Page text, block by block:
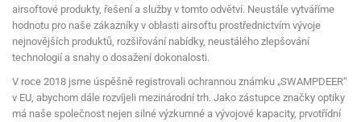
airsoftové produkty, řešení a služby v tomto odvětví. Neustále vytváříme
hodnotu pro naše zákazníky v oblasti airsoftu prostřednictvím vývoje
nejnovějších produktů, rozšiřování nabídky, neustálého zlepšování
technologií a snahy o dosažení dokonalosti.
V roce 2018 jsme úspěšně registrovali ochrannou známku „SWAMPDEER“
v EU, abychom dále rozvíjeli mezinárodní trh. Jako zástupce značky optiky
má naše společnost nejen silné výzkumné a vývojové kapacity, prvotřídní